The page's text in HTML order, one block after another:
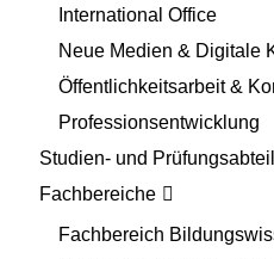
International Office
Neue Medien & Digitale
Öffentlichkeitsarbeit &
Professionsentwicklung
Studien- und
Fachbereiche
Fachbereich